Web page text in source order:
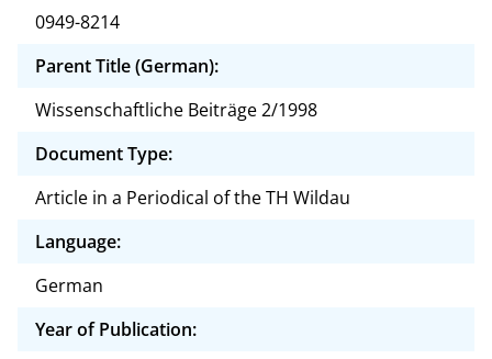
0949-8214
Parent Title (German):
Wissenschaftliche Beiträge 2/1998
Document Type:
Article in a Periodical of the TH Wildau
Language:
German
Year of Publication: